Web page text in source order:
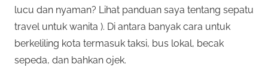
lucu dan nyaman? Lihat panduan saya tentang sepatu
travel untuk wanita ). Di antara banyak cara untuk
berkeliling kota termasuk taksi, bus lokal, becak
sepeda, dan bahkan ojek.